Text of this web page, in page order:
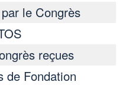
le Congrès
reçues
de Fondation